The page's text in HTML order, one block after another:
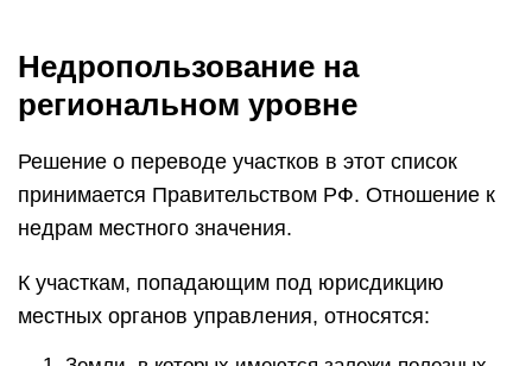
Недропользование на
региональном уровне
Решение о переводе участков в этот список
принимается Правительством РФ. Отношение к
недрам местного значения.
К участкам, попадающим под юрисдикцию
местных органов управления, относятся: